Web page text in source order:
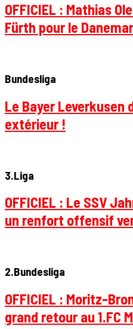
OFFICIEL : Mathias
Fürth pour le
Bundesliga
Le Bayer Leverkusen
extérieur !
3.Liga
OFFICIEL : Le SSV
un renfort offensif
2.Bundesliga
OFFICIEL : Moritz-
grand retour au 1.FC